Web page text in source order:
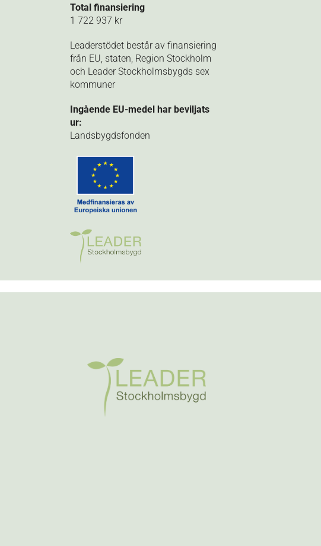
Total finansiering
1 722 937 kr
Leaderstödet består av finansiering
från EU, staten, Region Stockholm
och Leader Stockholmsbygds sex
kommuner
Ingående EU-medel har beviljats
ur:
Landsbygdsfonden